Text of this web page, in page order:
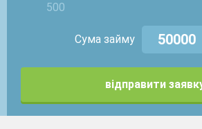
500
Сума займу
відправити